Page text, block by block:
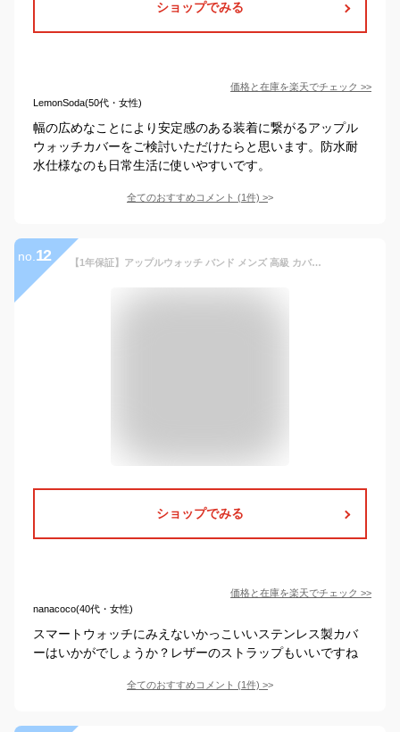
ショップでみる
価格と在庫を楽天でチェック >>
LemonSoda(50代・女性)
幅の広めなことにより安定感のある装着に繋がるアップル
ウォッチカバーをご検討いただけたらと思います。防水耐
水仕様なのも日常生活に使いやすいです。
全てのおすすめコメント (1件) >
no. 12 【1年保証】アップルウォッチ バンド メンズ 高級 カバー ラバー 一体型 SINNIS apple watch ステンレス ケース ベルト 44mm 45mm クロコダイル レザーストラップ Series7/8/9/SE/4/5/6 交換 アップル ウォッチ 一体 おしゃれ applewatch
ショップでみる
価格と在庫を楽天でチェック >>
nanacoco(40代・女性)
スマートウォッチにみえないかっこいいステンレス製カバ
ーはいかがでしょうか？レザーのストラップもいいですね
全てのおすすめコメント (1件) >